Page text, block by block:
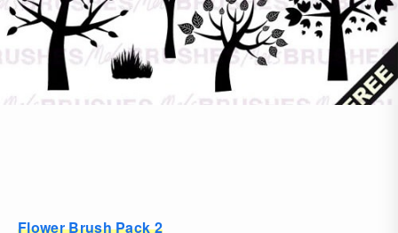
Flower Brush Pack 2